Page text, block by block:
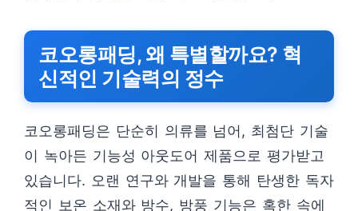
코오롱패딩, 왜 특별할까요? 혁
신적인 기술력의 정수
코오롱패딩은 단순히 의류를 넘어, 최첨단 기술
이 녹아든 기능성 아웃도어 제품으로 평가받고
있습니다. 오랜 연구와 개발을 통해 탄생한 독자
적인 보온 소재와 방수, 방풍 기능은 혹한 속에